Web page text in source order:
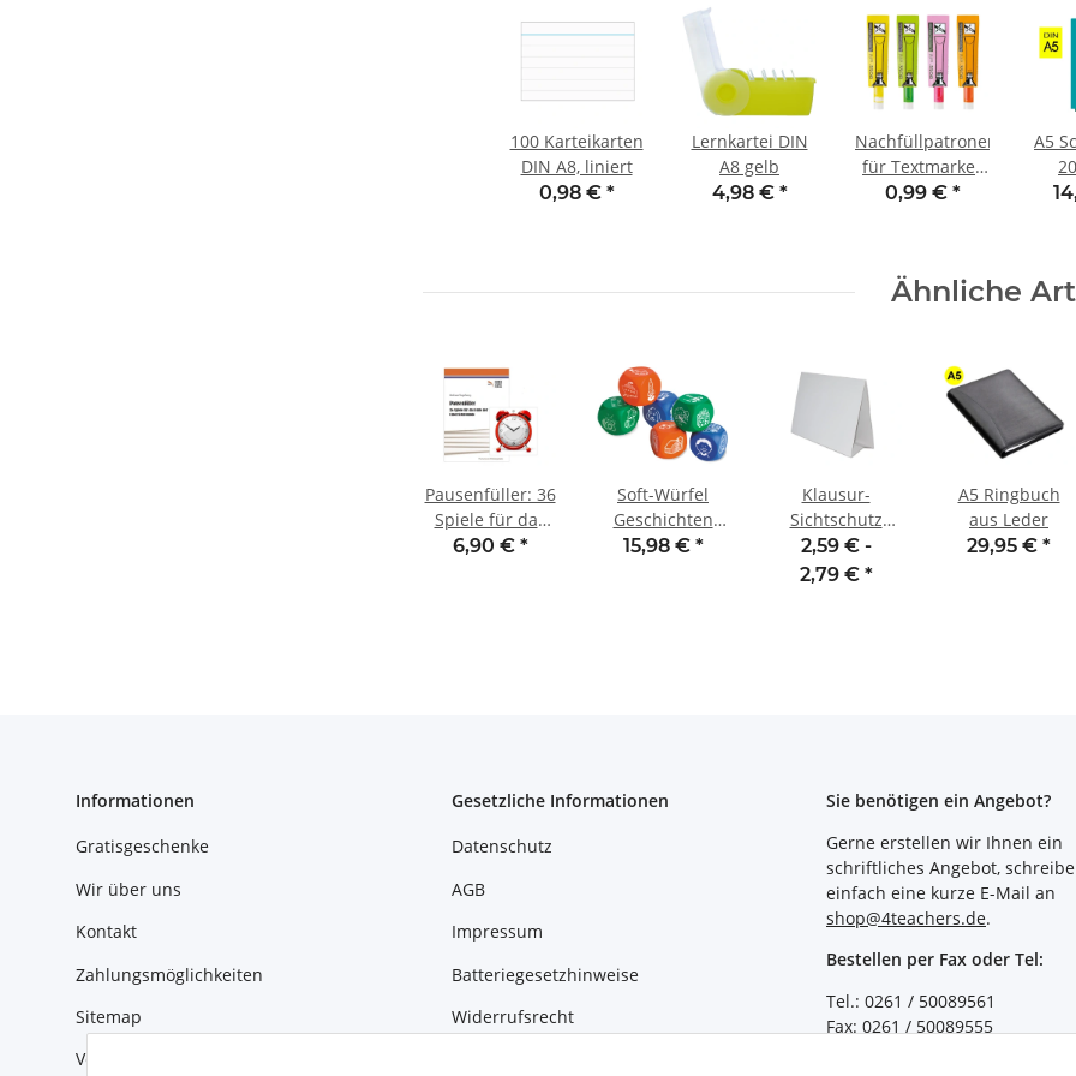
100 Karteikarten
DIN A8, liniert
0,98 € *
Lernkartei DIN
A8 gelb
4,98 € *
Nachfüllpatronen
für Textmarker
GREEN BOSS
0,99 € *
A5
Ähnliche
Pausenfüller: 36
Spiele für das
Ende der
6,90 € *
Soft-Würfel
Geschichten
(6er-Set)
15,98 € *
Klausur-
Sichtschutz
(weiß)
2,59 € -
2,79 € *
A5 Ringbuch
aus Leder
29,95 € *
Informationen
Gratisgeschenke
Wir über uns
Kontakt
Zahlungsmöglichkeiten
Sitemap
Versandinformationen
Gesetzliche Informationen
Datenschutz
AGB
Impressum
Batteriegesetzhinweise
Widerrufsrecht
Sie benötigen ein Angebot?
Gerne erstellen wir Ihnen ein
schriftliches Angebot,
einfach eine kurze E-Mail an
shop@4teachers.de.
Bestellen per Fax oder Tel:
Tel.: 0261 / 50089561
Fax: 0261 / 50089555